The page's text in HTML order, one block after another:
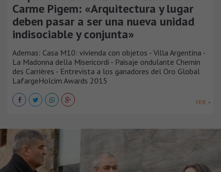
Carme Pigem: «Arquitectura y lugar
deben pasar a ser una nueva unidad
indisociable y conjunta»
Ademas: Casa M10: vivienda con objetos - Villa Argentina -
La Madonna della Misericordi - Paisaje ondulante Chemin
des Carrières - Entrevista a los ganadores del Oro Global
LafargeHolcim Awards 2015
VER +